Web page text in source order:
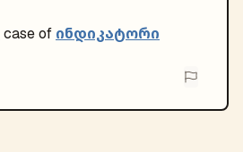
case of ინდიკატორი